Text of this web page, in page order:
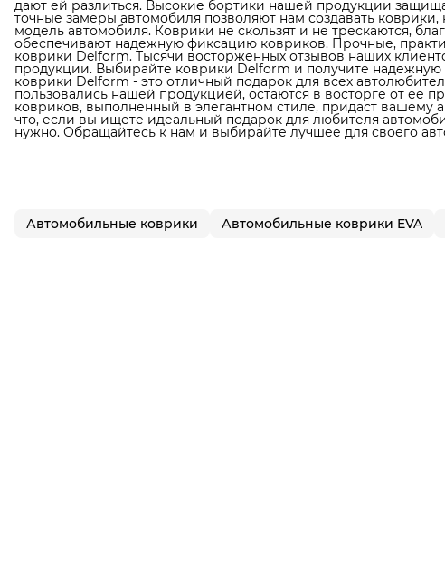
дают ей разлиться. Высокие бортики нашей продукции
точные замеры автомобиля позволяют нам создавать
модель автомобиля. Коврики не скользят и не трескаются,
обеспечивают надежную фиксацию ковриков. Прочные,
коврики Delform. Тысячи восторженных отзывов наших
продукции. Выбирайте коврики Delform и получите
коврики Delform - это отличный подарок для всех
пользовались нашей продукцией, остаются в восторге от ее
ковриков, выполненный в элегантном стиле, придаст
что, если вы ищете идеальный подарок для любителя
нужно. Обращайтесь к нам и выбирайте лучшее для своего
Автомобильные коврики Автомобильные коврики EVA